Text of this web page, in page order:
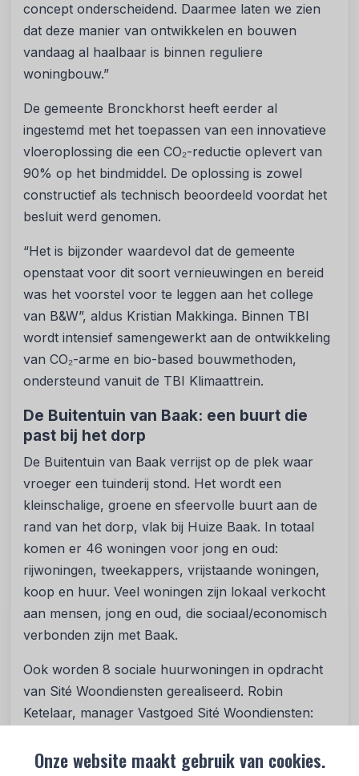
Onze website maakt gebruik van cookies.
concept onderscheidend. Daarmee laten we zien
dat deze manier van ontwikkelen en bouwen
vandaag al haalbaar is binnen reguliere
woningbouw.”
De gemeente Bronckhorst heeft eerder al
ingestemd met het toepassen van een innovatieve
vloeroplossing die een CO₂-reductie oplevert van
90% op het bindmiddel. De oplossing is zowel
constructief als technisch beoordeeld voordat het
besluit werd genomen.
“Het is bijzonder waardevol dat de gemeente
openstaat voor dit soort vernieuwingen en bereid
was het voorstel voor te leggen aan het college
van B&W”, aldus Kristian Makkinga. Binnen TBI
wordt intensief samengewerkt aan de ontwikkeling
van CO₂-arme en bio-based bouwmethoden,
ondersteund vanuit de TBI Klimaattrein.
De Buitentuin van Baak: een buurt die
past bij het dorp
De Buitentuin van Baak verrijst op de plek waar
vroeger een tuinderij stond. Het wordt een
kleinschalige, groene en sfeervolle buurt aan de
rand van het dorp, vlak bij Huize Baak. In totaal
komen er 46 woningen voor jong en oud:
rijwoningen, tweekappers, vrijstaande woningen,
koop en huur. Veel woningen zijn lokaal verkocht
aan mensen, jong en oud, die sociaal/economisch
verbonden zijn met Baak.
Ook worden 8 sociale huurwoningen in opdracht
van Sité Woondiensten gerealiseerd. Robin
Ketelaar, manager Vastgoed Sité Woondiensten:
woningvoorraad in Baak die meebeweegt met de